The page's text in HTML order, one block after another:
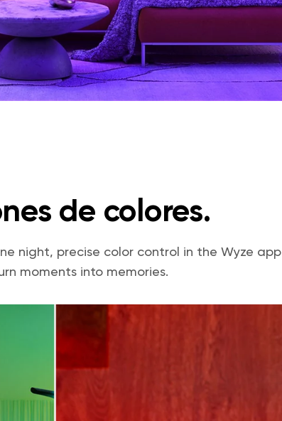
de colores.
night, precise color control in the Wyze app
moments into memories.